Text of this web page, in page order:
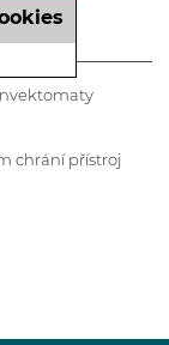
chrání přístroj